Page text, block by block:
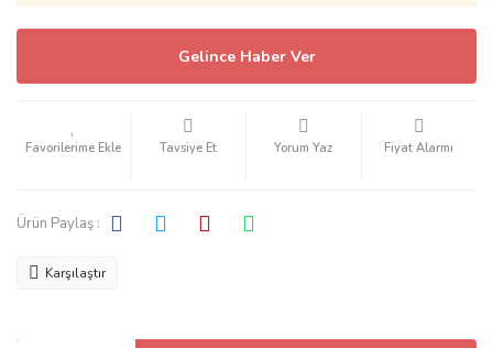
Gelince Haber Ver
Tavsiye Et Yorum Yaz Fiyat Alarmı
Ürün Paylaş :
Karşılaştır